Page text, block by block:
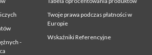
-
Twoje prawa podczas płatności w
Europie
Wskaźniki Referencyjne